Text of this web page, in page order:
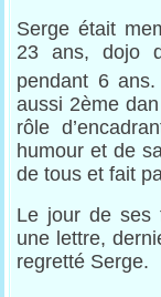
Serge était
23 ans, dojo
pendant 6
aussi 2ème
rôle
humour et de
de tous et fait
Le jour de ses
une lettre,
regretté Serge.